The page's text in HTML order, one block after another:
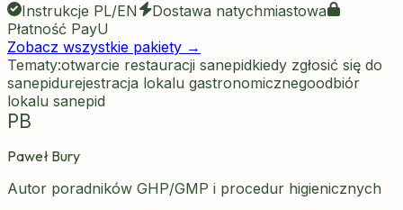
Instrukcje PL/EN
Dostawa natychmiastowa
Płatność PayU
Zobacz wszystkie pakiety →
Tematy:otwarcie restauracji sanepidkiedy zgłosić się do
sanepidurejestracja lokalu gastronomicznegoodbiór
lokalu sanepid
PB
Paweł Bury
Autor poradników GHP/GMP i procedur higienicznych